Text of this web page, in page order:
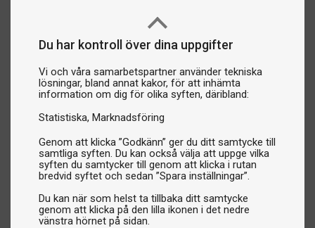
Du har kontroll över dina uppgifter
Vi och våra samarbetspartner använder tekniska
lösningar, bland annat kakor, för att inhämta
information om dig för olika syften, däribland:
Statistiska Marknadsföring
Genom att klicka ”Godkänn” ger du ditt samtycke till
samtliga syften. Du kan också välja att uppge vilka
syften du samtycker till genom att klicka i rutan
bredvid syftet och sedan ”Spara inställningar”.
Du kan när som helst ta tillbaka ditt samtycke
genom att klicka på den lilla ikonen i det nedre
vänstra hörnet på sidan.